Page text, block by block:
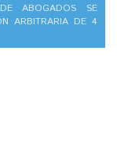
ABOGADOS SE
ARBITRARIA DE 4